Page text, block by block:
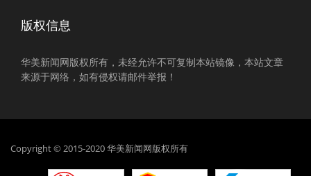
版权信息
华美新闻网版权所有，未经允许不可复制本站镜像，本站文章
来源于网络，如有侵权请邮件举报！
Copyright © 2015-2020 华美新闻网版权所有